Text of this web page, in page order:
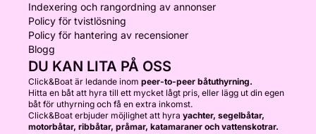
Indexering och rangordning av annonser
Policy för tvistlösning
Policy för hantering av recensioner
Blogg
DU KAN LITA PÅ OSS
Click&Boat är ledande inom peer-to-peer båtuthyrning.
Hitta en båt att hyra till ett mycket lågt pris, eller lägg ut din egen
båt för uthyrning och få en extra inkomst.
Click&Boat erbjuder möjlighet att hyra yachter, segelbåtar,
motorbåtar, ribbåtar, pråmar, katamaraner och vattenskotrar.